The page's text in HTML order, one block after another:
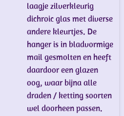
laagje zilverkleurig
dichroic glas met diverse
andere kleurtjes. De
hanger is in bladvormige
mail gesmolten en heeft
daardoor een glazen
oog, waar bijna alle
draden / ketting soorten
wel doorheen passen.